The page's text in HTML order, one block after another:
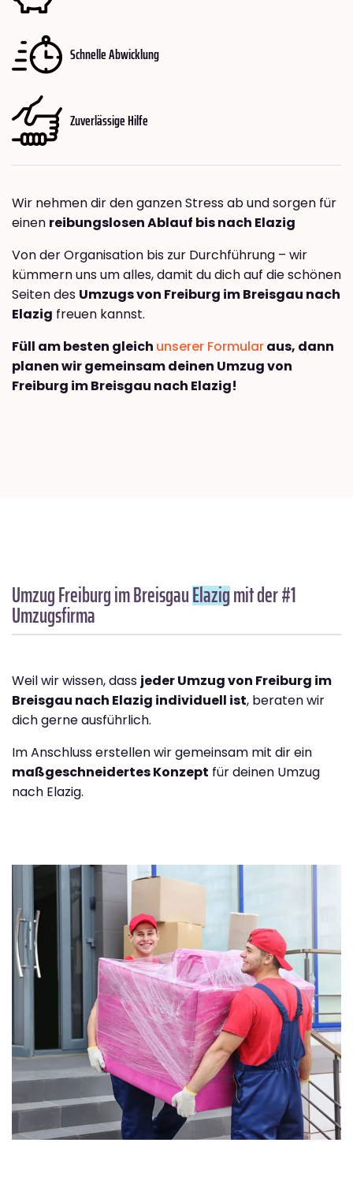
Schnelle Abwicklung
Zuverlässige Hilfe
Wir nehmen dir den ganzen Stress ab und sorgen für
einen reibungslosen Ablauf bis nach Elazig
Von der Organisation bis zur Durchführung – wir
kümmern uns um alles, damit du dich auf die schönen
Seiten des Umzugs von Freiburg im Breisgau nach
Elazig freuen kannst.
Füll am besten gleich unserer Formularaus, dann
planen wir gemeinsam deinen Umzug von
Freiburg im Breisgau nach Elazig!
Umzug Freiburg im BreisgauElazigmit der #1
Umzugsfirma
Weil wir wissen, dass jeder Umzug von Freiburg im
Breisgau nach Elazig individuell ist, beraten wir
dich gerne ausführlich.
Im Anschluss erstellen wir gemeinsam mit dir ein
maßgeschneidertes Konzept für deinen Umzug
nach Elazig.